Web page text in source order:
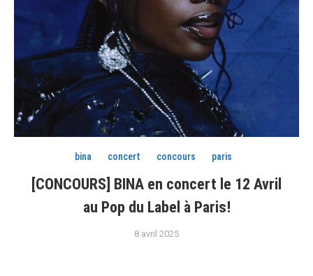
bina concert concours paris
[CONCOURS] BINA en concert le 12 Avril
au Pop du Label à Paris!
8 avril 2025